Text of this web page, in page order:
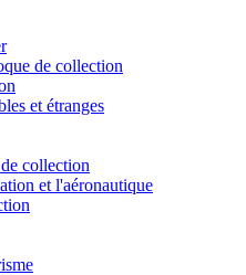
de collection
et étranges
collection
et l'aéronautique